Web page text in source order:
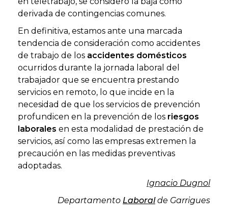
derivada de contingencias comunes.
En definitiva, estamos ante una marcada
tendencia de consideración como accidentes
de trabajo de los accidentes domésticos
ocurridos durante la jornada laboral del
trabajador que se encuentra prestando
servicios en remoto, lo que incide en la
necesidad de que los servicios de prevención
profundicen en la prevención de los riesgos
laborales en esta modalidad de prestación de
servicios, así como las empresas extremen la
precaución en las medidas preventivas
adoptadas.
Ignacio Dugnol
Departamento Laboralde Garrigues